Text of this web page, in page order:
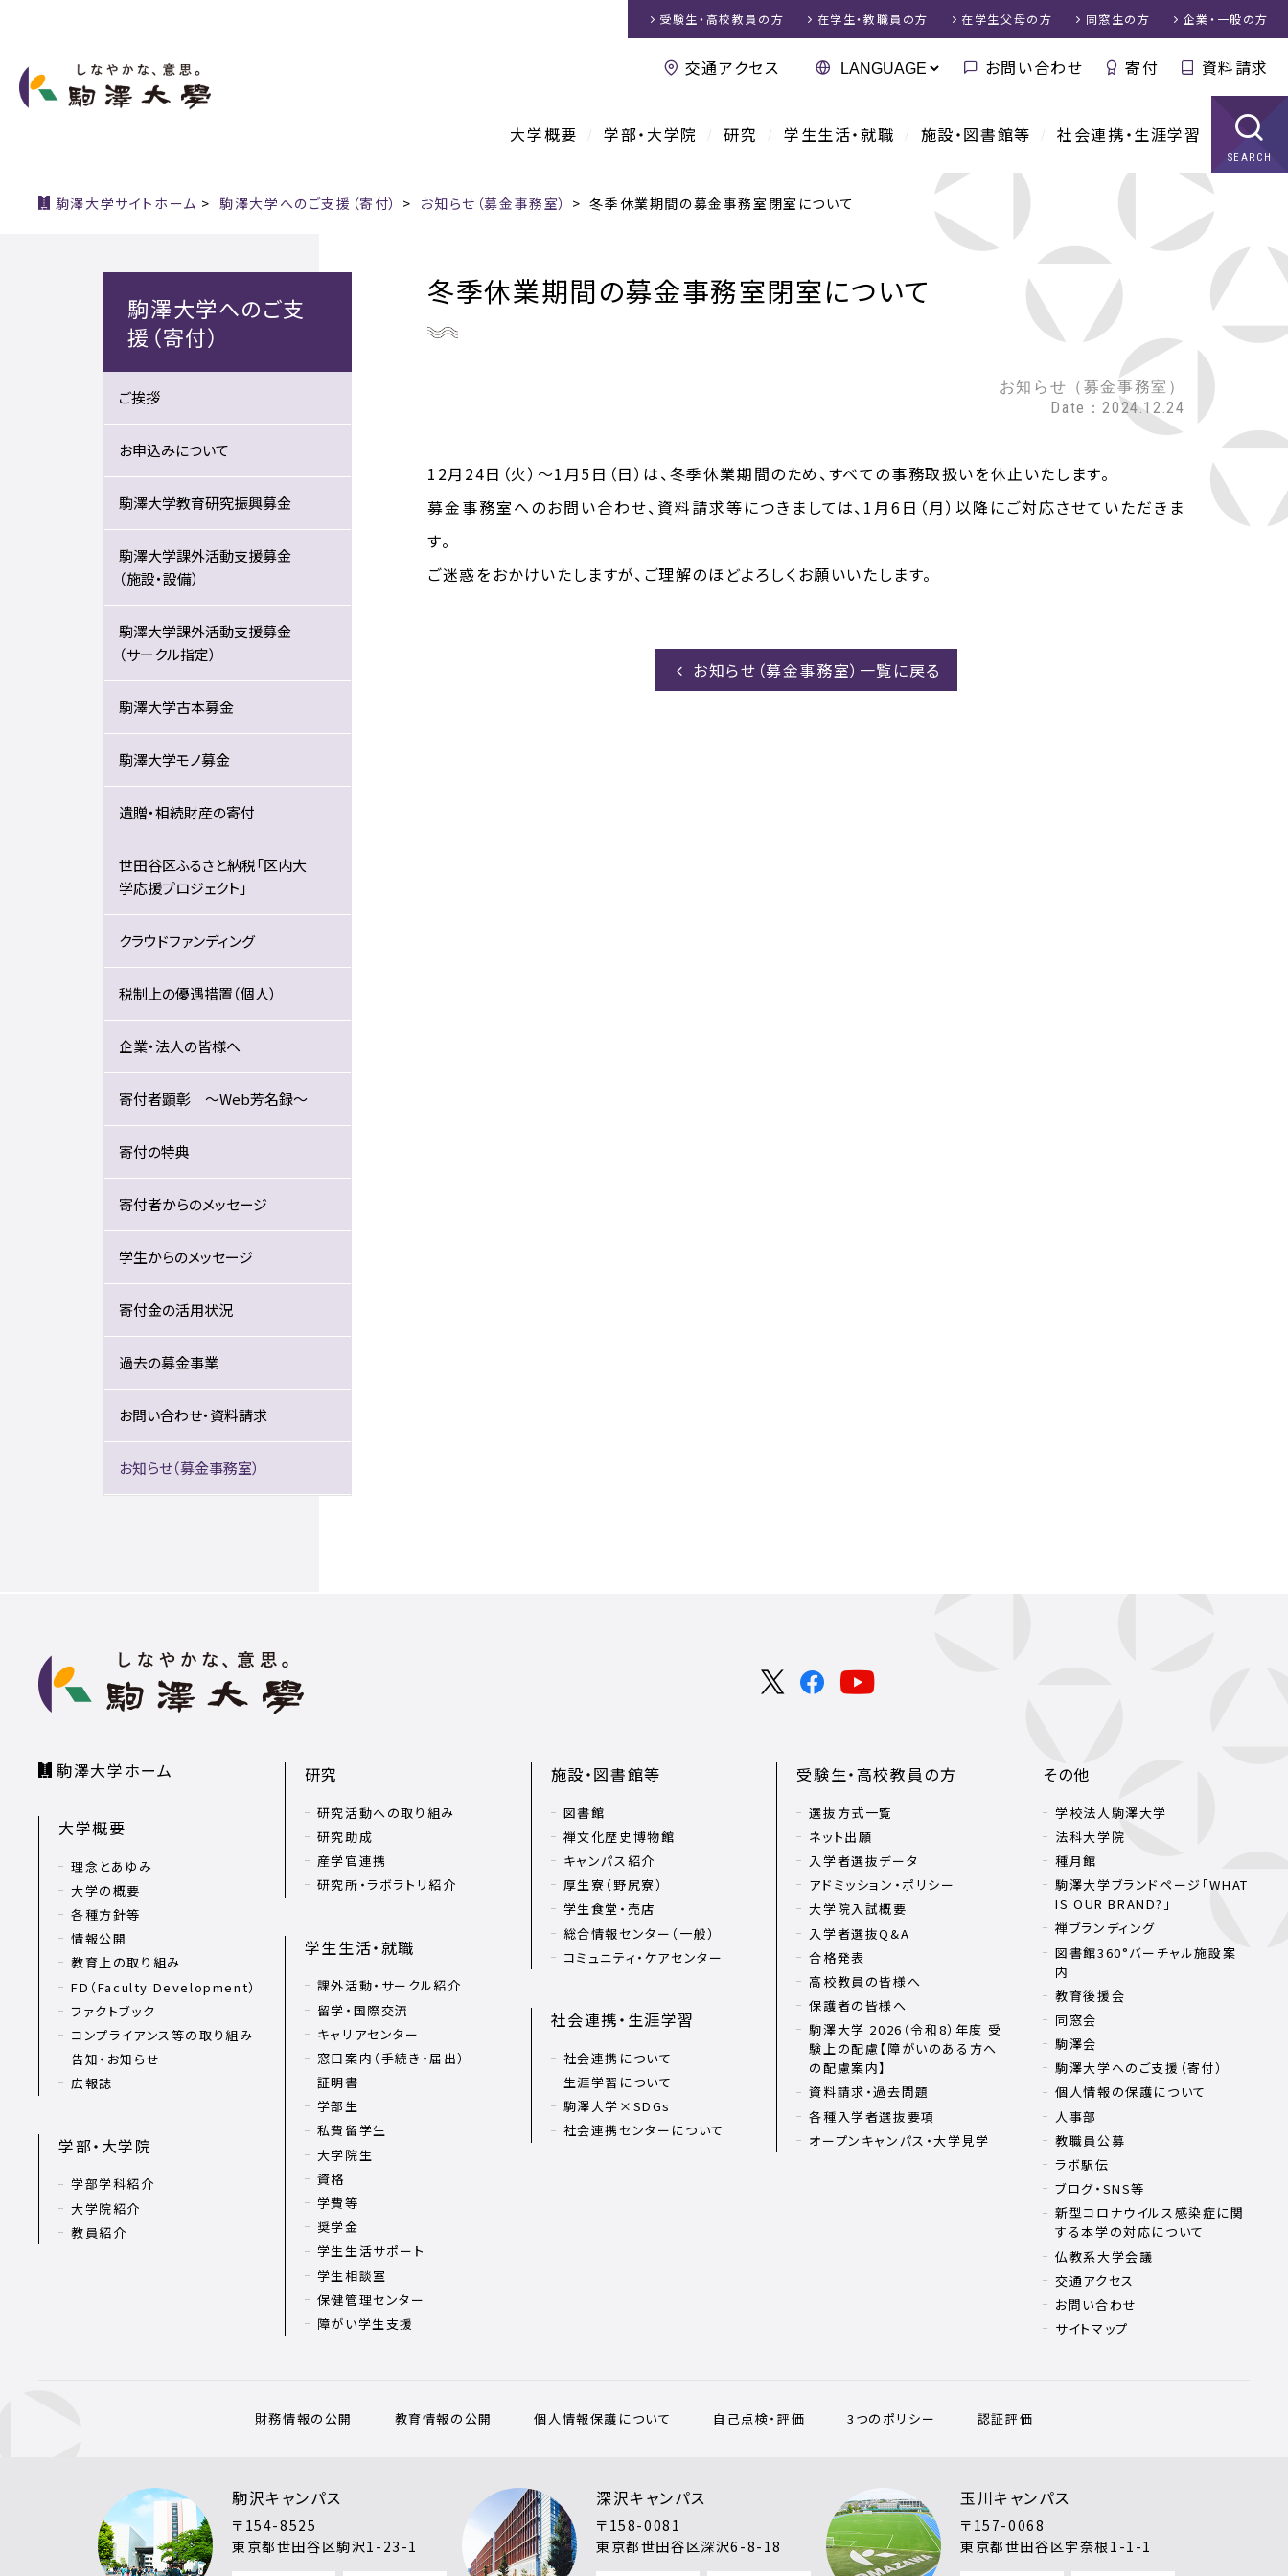
大学概要 学部・大学院 研究 学生生活・就職 施設・図書館等 社会連携・生涯学習
SEARCH
受験生・高校教員 の方 在学生・教職員 の方 在学生父母の方 同窓生の方 企業・一般の方
交通アクセス お問い合わせ 寄付 資料請求
駒澤大学サイトホーム >駒澤大学へのご支援（寄付） > お知らせ（募金事務室） >冬季休業期間の募金事務室閉室について
冬季休業期間の募金事務室閉室について
お知らせ（募金事務室）
Date：2024.12.24
12月24日（火）～1月5日（日）は、冬季休業期間のため、すべての事務取扱いを休止いたします。
募金事務室へのお問い合わせ、資料請求等につきましては、1月6日（月）以降にご対応させていただきま
す。
ご迷惑をおかけいたしますが、ご理解のほどよろしくお願いいたします。
お知らせ（募金事務室）一覧に戻る
駒澤大学へのご支
援（寄付）
ご挨拶
お申込みについて
駒澤大学教育研究振興募金
駒澤大学課外活動支援募金
（施設・設備）
駒澤大学課外活動支援募金
（サークル指定）
駒澤大学古本募金
駒澤大学モノ募金
遺贈・相続財産の寄付
世田谷区ふるさと納税「区内大
学応援プロジェクト」
クラウドファンディング
税制上の優遇措置（個人）
企業・法人の皆様へ
寄付者顕彰 ～Web芳名録～
寄付の特典
寄付者からのメッセージ
学生からのメッセージ
寄付金の活用状況
過去の募金事業
お問い合わせ・資料請求
お知らせ（募金事務室）
駒澤大学ホーム
大学概要
理念とあゆみ
大学の概要
各種方針等
情報公開
教育上の取り組み
FD（Faculty Development）
ファクトブック
コンプライアンス等の取り組み
告知・お知らせ
広報誌
学部・大学院
学部学科紹介
大学院紹介
教員紹介
研究
研究活動への取り組み
研究助成
産学官連携
研究所・ラボラトリ紹介
学生生活・就職
課外活動・サークル紹介
留学・国際交流
キャリアセンター
窓口案内（手続き・届出）
証明書
学部生
私費留学生
大学院生
資格
学費等
奨学金
学生生活サポート
学生相談室
保健管理センター
障がい学生支援
施設・図書館等
図書館
禅文化歴史博物館
キャンパス紹介
厚生寮（野尻寮）
学生食堂・売店
総合情報センター（一般）
コミュニティ・ケアセンター
社会連携・生涯学習
社会連携について
生涯学習について
駒澤大学×SDGs
社会連携センターについて
受験生・高校教員の方
選抜方式一覧
ネット出願
入学者選抜データ
アドミッション・ポリシー
大学院入試概要
入学者選抜Q&A
合格発表
高校教員の皆様へ
保護者の皆様へ
駒澤大学 2026（令和8）年度 受
験上の配慮【障がいのある方へ
の配慮案内】
資料請求・過去問題
各種入学者選抜要項
オープンキャンパス・大学見学
その他
学校法人駒澤大学
法科大学院
種月館
駒澤大学ブランドページ「WHAT
IS OUR BRAND?」
禅ブランディング
図書館360°バーチャル施設案
内
教育後援会
同窓会
駒澤会
駒澤大学へのご支援（寄付）
個人情報の保護について
人事部
教職員公募
ラボ駅伝
ブログ・SNS等
新型コロナウイルス感染症に関
する本学の対応について
仏教系大学会議
交通アクセス
お問い合わせ
サイトマップ
財務情報の公開 教育情報の公開 個人情報保護について 自己点検・評価 3つのポリシー 認証評価
駒沢キャンパス
〒154-8525
東京都世田谷区駒沢1-23-1
深沢キャンパス
〒158-0081
東京都世田谷区深沢6-8-18
玉川キャンパス
〒157-0068
東京都世田谷区宇奈根1-1-1